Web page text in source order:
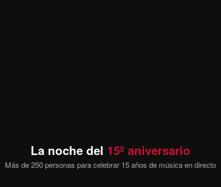
La noche del 15º aniversario
Más de 250 personas para celebrar 15 años de música en directo